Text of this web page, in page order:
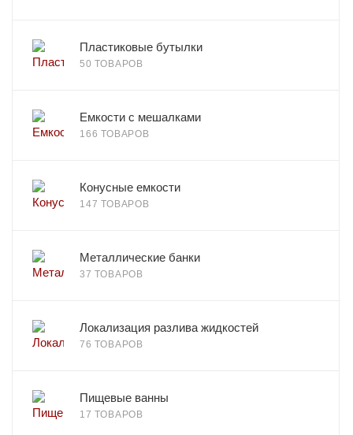
Пластиковые бутылки
50 ТОВАРОВ
Емкости с мешалками
166 ТОВАРОВ
Конусные емкости
147 ТОВАРОВ
Металлические банки
37 ТОВАРОВ
Локализация разлива жидкостей
76 ТОВАРОВ
Пищевые ванны
17 ТОВАРОВ